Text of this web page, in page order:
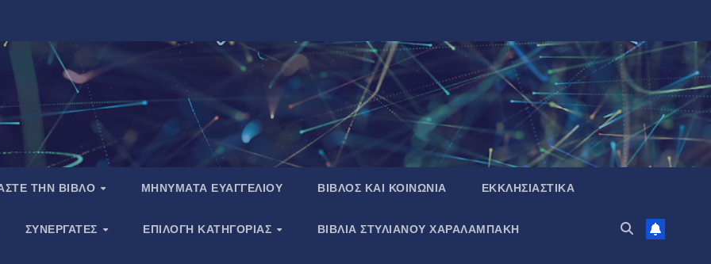
ΤΗΝ ΒΙΒΛΟ ΜΗΝΥΜΑΤΑ ΕΥΑΓΓΕΛΙΟΥ ΒΙΒΛΟΣ ΚΑΙ ΚΟΙΝΩΝΙΑ ΕΚΚΛΗΣΙΑΣΤΙΚΑ
ΣΥΝΕΡΓΑΤΕΣ ΕΠΙΛΟΓΗ ΚΑΤΗΓΟΡΙΑΣ ΒΙΒΛΙΑ ΣΤΥΛΙΑΝΟΥ ΧΑΡΑΛΑΜΠΑΚΗ